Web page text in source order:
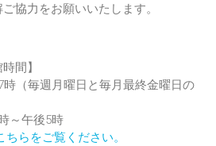
協力をお願いいたします。
間】
（毎週月曜日と毎月最終金曜日の
～午後5時
らをご覧ください。